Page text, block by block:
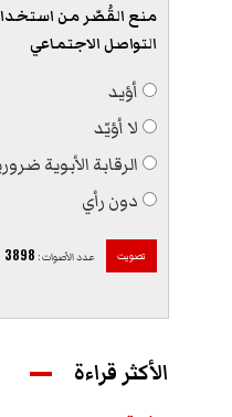
منع القُصّر من
التواصل الاجتماعي
أؤيد
لا أؤيّد
الرقابة الأبوية
دون رأي
تصويت عدد الأصوات:
3898
الأكثر قراءة